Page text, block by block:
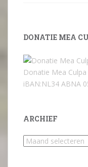
DONATIE MEA
Donatie Mea
iBAN:NL34 ABNA
ARCHIEF
Archief